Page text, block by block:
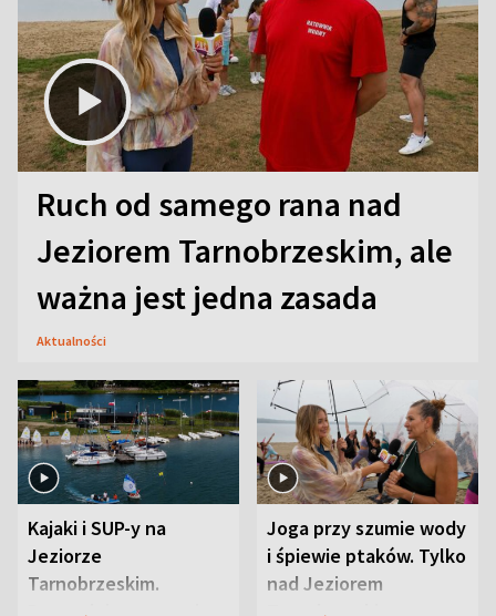
Ruch od samego rana nad
Jeziorem Tarnobrzeskim, ale
ważna jest jedna zasada
Aktualności
Kajaki i SUP-y na
Jeziorze
Tarnobrzeskim.
Joga przy szumie wody
i śpiewie ptaków. Tylko
nad Jeziorem